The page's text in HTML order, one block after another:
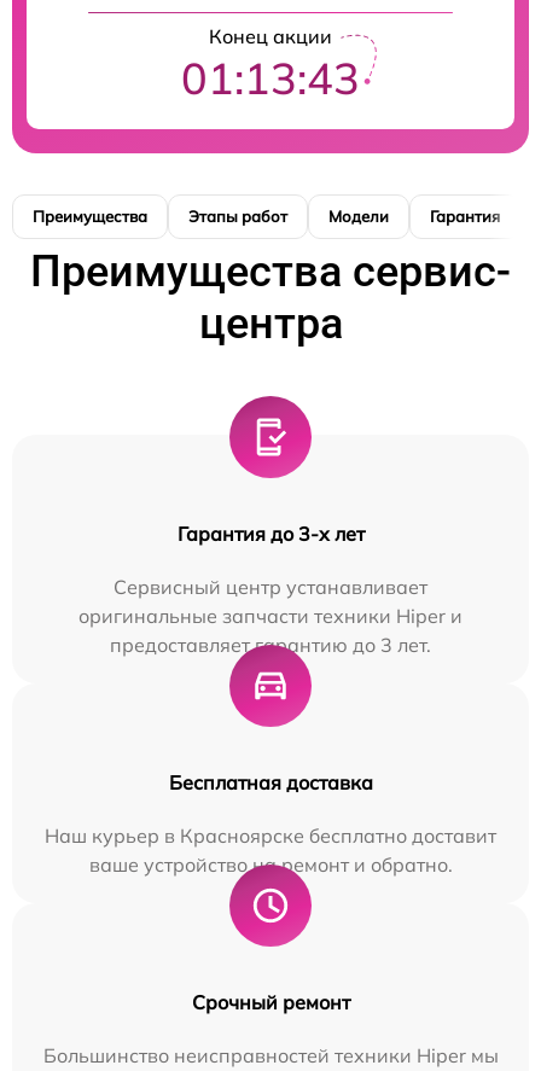
Конец акции
01:13:42
Преимущества Этапы работ Модели Гарантия
Преимущества сервис-
центра
Гарантия до 3-х лет
Сервисный центр устанавливает
оригинальные запчасти техники Hiper и
предоставляет гарантию до 3 лет.
Бесплатная доставка
Наш курьер в Красноярске бесплатно доставит
ваше устройство на ремонт и обратно.
Срочный ремонт
Большинство неисправностей техники Hiper мы